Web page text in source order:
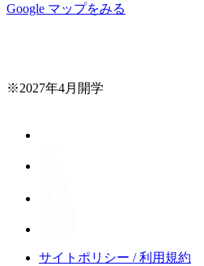
Google マップをみる
※2027年4月開学
サイトポリシー / 利用規約